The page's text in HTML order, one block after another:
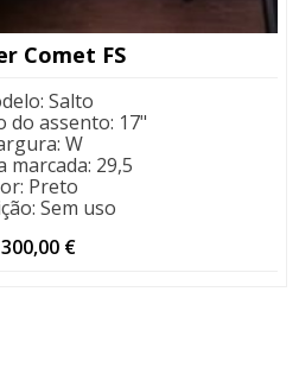
Comet FS
: Salto
do assento: 17"
: W
marcada: 29,5
: Preto
: Sem uso
€